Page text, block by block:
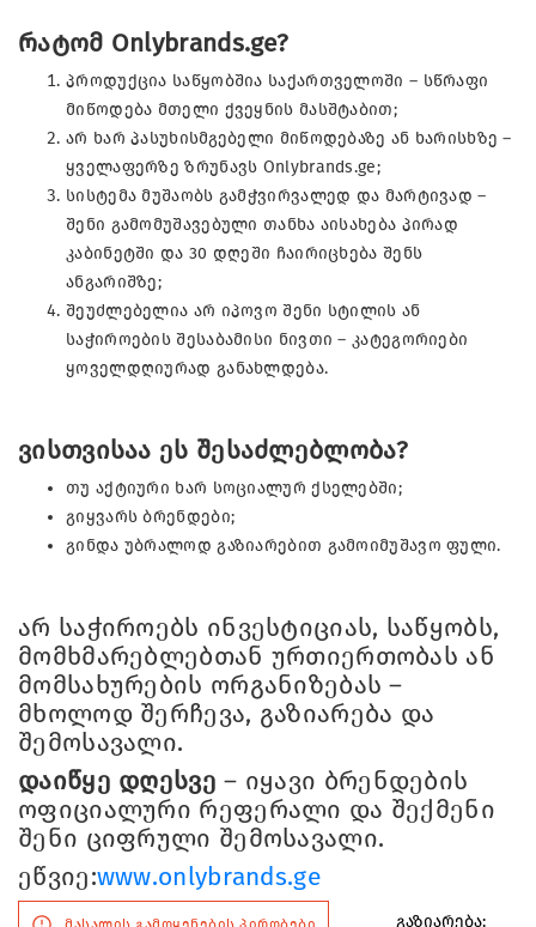
რატომ Onlybrands.ge?
პროდუქცია საწყობშია საქართველოში – სწრაფი
მიწოდება მთელი ქვეყნის მასშტაბით;
არ ხარ პასუხისმგებელი მიწოდებაზე ან ხარისხზე –
ყველაფერზე ზრუნავს Onlybrands.ge;
სისტემა მუშაობს გამჭვირვალედ და მარტივად –
შენი გამომუშავებული თანხა აისახება პირად
კაბინეტში და 30 დღეში ჩაირიცხება შენს
ანგარიშზე;
შეუძლებელია არ იპოვო შენი სტილის ან
საჭიროების შესაბამისი ნივთი – კატეგორიები
ყოველდღიურად განახლდება.
ვისთვისაა ეს შესაძლებლობა?
თუ აქტიური ხარ სოციალურ ქსელებში;
გიყვარს ბრენდები;
გინდა უბრალოდ გაზიარებით გამოიმუშავო ფული.
არ საჭიროებს ინვესტიციას, საწყობს,
მომხმარებლებთან ურთიერთობას ან
მომსახურების ორგანიზებას –
მხოლოდ შერჩევა, გაზიარება და
შემოსავალი.
დაიწყე დღესვე – იყავი ბრენდების
ოფიციალური რეფერალი და შექმენი
შენი ციფრული შემოსავალი.
ეწვიე:www.onlybrands.ge
გაზიარება: